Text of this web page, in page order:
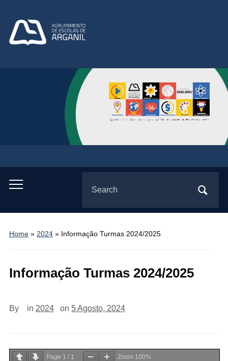
Toggle
menu
for:
Home» 2024» Informação Turmas 2024/2025
Informação Turmas 2024/2025
By in 2024 on 5 Agosto, 2024
Page 1 / 1 Zoom 100%